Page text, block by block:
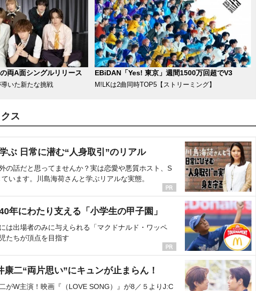
両A面シングルリリース
いた新たな挑戦
EBiDAN「Yes! 東京」週間1500万回超でV3
M!LKは2曲同時TOP5【ストリーミング】
ス
ぶ 日常に潜む“人身取引”のリアル
の話だと思ってませんか？実は恋愛や悪質ホスト、S
います。川島海荷さんと学ぶリアルな実態。
年にわたり支える「小学生の甲子園」
は出場者のみに与えられる「マクドナルド・ワッペ
たちが頂点を目指す
二“両片思い”にキュンが止まらん！
がW主演！映画『（LOVE SONG）』が8／５よりJ:C